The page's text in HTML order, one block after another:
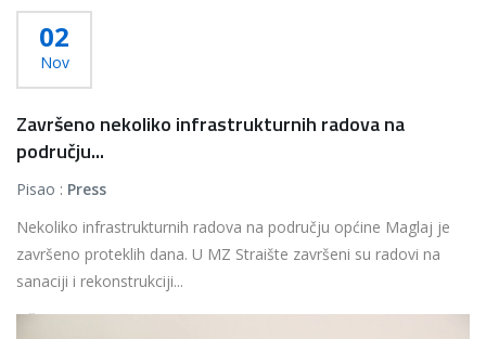
02
Nov
Završeno nekoliko infrastrukturnih radova na
području...
Pisao : Press
Nekoliko infrastrukturnih radova na području općine Maglaj je
završeno proteklih dana. U MZ Straište završeni su radovi na
sanaciji i rekonstrukciji...
Više...